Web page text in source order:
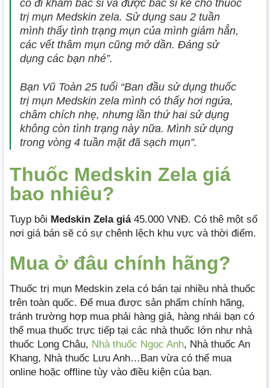
có đi khám bác sĩ và được bác sĩ kê cho thuốc
trị mụn Medskin zela. Sử dụng sau 2 tuần
mình thấy tình trạng mụn của mình giảm hẳn,
các vết thâm mụn cũng mở dần. Đáng sử
dụng các bạn nhé”.
Bạn Vũ Toàn 25 tuổi “Ban đầu sử dụng thuốc
trị mụn Medskin zela mình có thấy hơi ngứa,
châm chích nhẹ, nhưng lần thứ hai sử dụng
không còn tình trạng này nữa. Mình sử dụng
trong vòng 4 tuần mặt đã sạch mụn”.
Thuốc Medskin Zela giá
bao nhiêu?
Tuyp bôi Medskin Zela giá45.000 VNĐ. Có thê một số
nơi giá bán sẽ có sự chênh lệch khu vực và thời điểm.
Mua ở đâu chính hãng?
Thuốc trị mụn Medskin zela có bán tại nhiều nhà thuốc
trên toàn quốc. Để mua được sản phẩm chính hãng,
tránh trường hợp mua phải hàng giả, hàng nhái bạn có
thể mua thuốc trực tiếp tại các nhà thuốc lớn như nhà
thuốc Long Châu, Nhà thuốc Ngọc Anh, Nhà thuốc An
Khang, Nhà thuốc Lưu Anh…Ban vừa có thể mua
online hoặc offline tùy vào điều kiện của bạn.